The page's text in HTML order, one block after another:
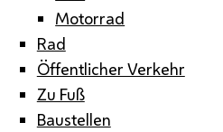
Motorrad
Rad
Öffentlicher Verkehr
Zu Fuß
Baustellen